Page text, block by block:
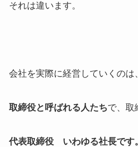
それは違います。
会社を実際に経営していくのは、
取締役と呼ばれる人たちで、取
代表取締役 いわゆる社長です。